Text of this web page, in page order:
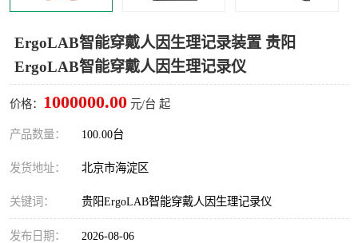
ErgoLAB智能穿戴人因生理记录装置 贵阳
ErgoLAB智能穿戴人因生理记录仪
价格： 1000000.00 元/台 起
产品数量： 100.00台
发货地址： 北京市海淀区
关键词： 贵阳ErgoLAB智能穿戴人因生理记录仪
发布日期： 2026-08-06